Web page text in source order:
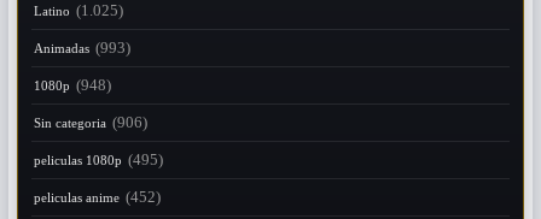
Latino (1.025)
Animadas (993)
1080p (948)
Sin categoria (906)
peliculas 1080p (495)
peliculas anime (452)